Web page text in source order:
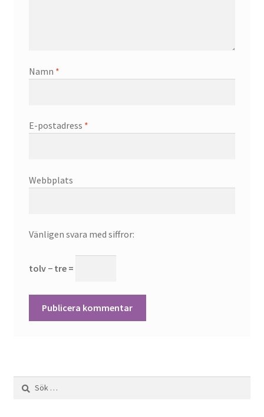
Namn *
E-postadress *
Webbplats
Vänligen svara med siffror:
tolv − tre =
Sök
efter: